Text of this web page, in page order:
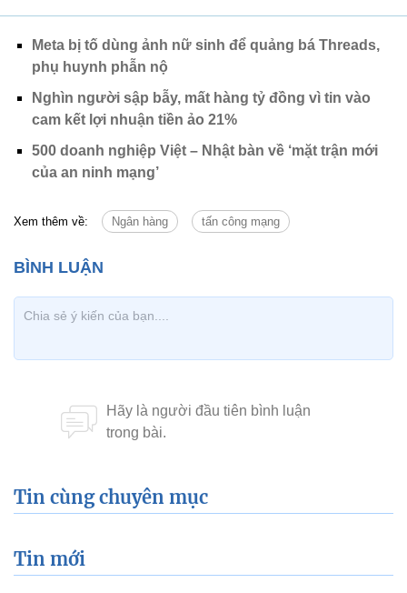
Meta bị tố dùng ảnh nữ sinh để quảng bá Threads,
phụ huynh phẫn nộ
Nghìn người sập bẫy, mất hàng tỷ đồng vì tin vào
cam kết lợi nhuận tiền ảo 21%
500 doanh nghiệp Việt – Nhật bàn về ‘mặt trận mới
của an ninh mạng’
Xem thêm về: Ngân hàng tấn công mạng
Tin cùng chuyên mục
Tin mới